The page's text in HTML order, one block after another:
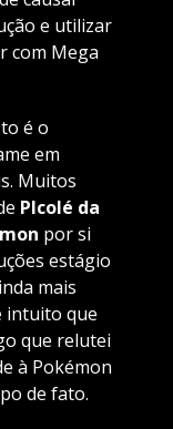
e utilizar
com Mega
é o
em
Muitos
PIcolé da
por si
estágio
mais
intuito que
que relutei
à Pokémon
de fato.